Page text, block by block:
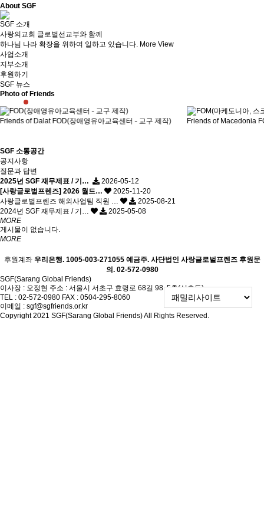
About SGF
SGF 소개
사랑의교회 글로벌선교부와 함께
하나님 나라 확장을 위하여 일하고 있습니다. More View
사업소개
지부소개
후원하기
SGF 뉴스
Photo of Friends
Friends of Macedonia FOM(마케도니아, 스코페) Friends of Senegal
SGF 소통공간
공지사항
질문과 답변
2025년 SGF 재무제표 / 기…
2026-05-12
[사랑글로벌프렌즈] 2026 월드…
2025-11-20
사랑글로벌프렌즈 해외사업팀 직원 …
2025-08-21
2024년 SGF 재무제표 / 기…
2025-05-08
MORE
게시물이 없습니다.
MORE
후원계좌 우리은행. 1005-003-271055 예금주. 사단법인 사랑글로벌프렌즈 후원문
의. 02-572-0980
SGF(Sarang Global Friends)
이사장 : 오정현 주소 : 서울시 서초구 효령로 68길 98, 5층(서초동)
TEL : 02-572-0980 FAX : 0504-295-8060
이메일 : sgf@sgfriends.or.kr
Copyright 2021 SGF(Sarang Global Friends) All Rights Reserved.